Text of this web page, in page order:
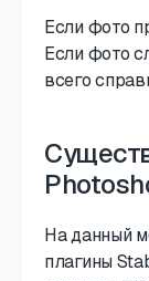
Если фото
Если фото
всего
На данный
плагины